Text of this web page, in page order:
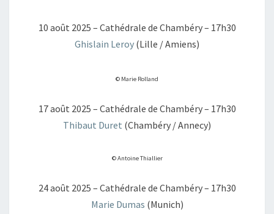
10 août 2025 – Cathédrale de Chambéry – 17h30
Ghislain Leroy (Lille / Amiens)
© Marie Rolland
17 août 2025 – Cathédrale de Chambéry – 17h30
Thibaut Duret (Chambéry / Annecy)
© Antoine Thiallier
24 août 2025 – Cathédrale de Chambéry – 17h30
Marie Dumas (Munich)